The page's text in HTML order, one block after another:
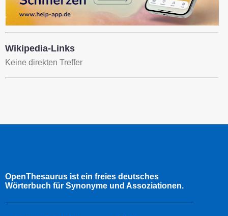
Wikipedia-Links
Keine direkten Treffer
OpenThesaurus ist ein freies deutsches
Wörterbuch für Synonyme und Assoziationen.